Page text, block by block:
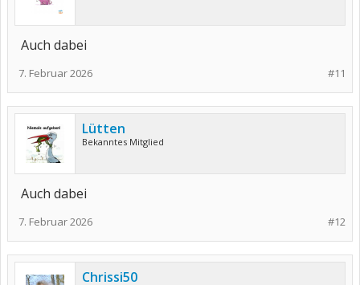
Auch dabei
#11
7. Februar 2026
Lütten
Bekanntes Mitglied
Auch dabei
#12
7. Februar 2026
Chrissi50